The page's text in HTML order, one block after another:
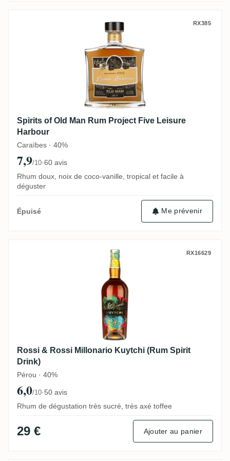
Spirits of Old Man Rum Project FiveRX385
Spirits of Old Man Rum Project Five Leisure
Harbour
Caraïbes · 40%
7,9/10·60 avis
Rhum doux, noix de coco-vanille, tropical et facile à
déguster
Épuisé Me prévenir
Rossi & Rossi Millonario Kuytchi (Rum
RX16629
Rossi & Rossi Millonario Kuytchi (Rum Spirit
Drink)
Pérou · 40%
6,0/10·50 avis
Rhum de dégustation très sucré, très axé toffee
29 € Ajouter au panier